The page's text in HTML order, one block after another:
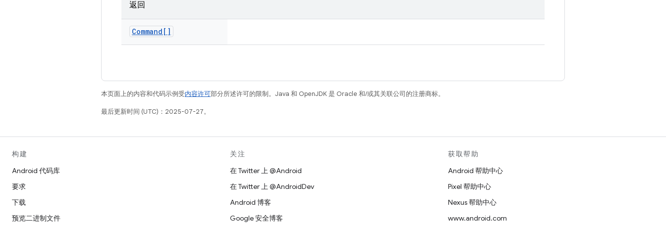
返回
Command[]
本页面上的内容和代码示例受内容许可部分所述许可的限制。Java 和 OpenJDK 是 Oracle 和/或其关联公司的注册商标。
最后更新时间 (UTC)：2025-07-27。
构建
Android 代码库
要求
下载
预览二进制文件
关注
在 Twitter 上 @Android
在 Twitter 上 @AndroidDev
Android 博客
Google 安全博客
获取帮助
Android 帮助中心
Pixel 帮助中心
Nexus 帮助中心
www.android.com